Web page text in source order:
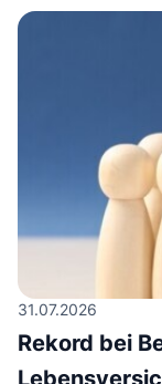
31.07.2026
Rekord bei